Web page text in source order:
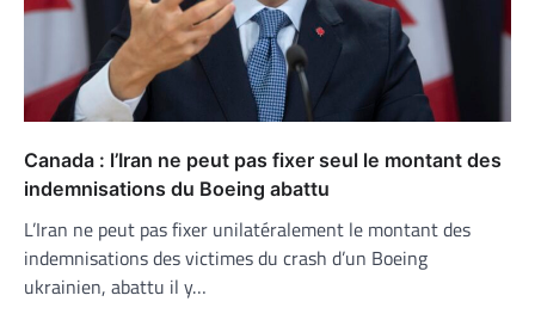
Canada : l’Iran ne peut pas fixer seul le montant des
indemnisations du Boeing abattu
L’Iran ne peut pas fixer unilatéralement le montant des
indemnisations des victimes du crash d’un Boeing
ukrainien, abattu il y…